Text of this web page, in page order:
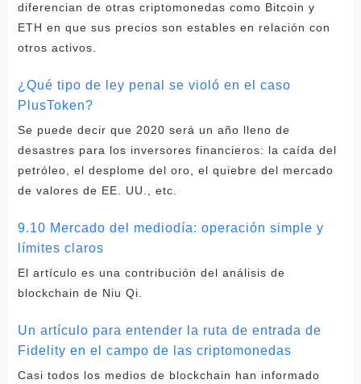
diferencian de otras criptomonedas como Bitcoin y
ETH en que sus precios son estables en relación con
otros activos.
¿Qué tipo de ley penal se violó en el caso
PlusToken?
Se puede decir que 2020 será un año lleno de
desastres para los inversores financieros: la caída del
petróleo, el desplome del oro, el quiebre del mercado
de valores de EE. UU., etc.
9.10 Mercado del mediodía: operación simple y
límites claros
El artículo es una contribución del análisis de
blockchain de Niu Qi.
Un artículo para entender la ruta de entrada de
Fidelity en el campo de las criptomonedas
Casi todos los medios de blockchain han informado